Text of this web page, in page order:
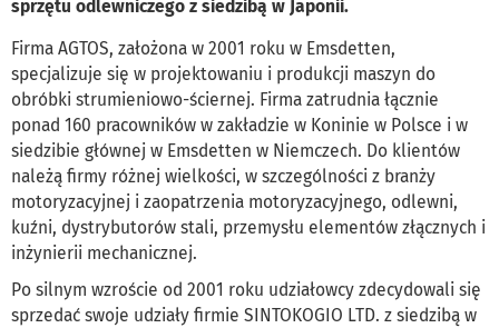
sprzętu odlewniczego z siedzibą w Japonii.
Firma AGTOS, założona w 2001 roku w Emsdetten,
specjalizuje się w projektowaniu i produkcji maszyn do
obróbki strumieniowo-ściernej. Firma zatrudnia łącznie
ponad 160 pracowników w zakładzie w Koninie w Polsce i w
siedzibie głównej w Emsdetten w Niemczech. Do klientów
należą firmy różnej wielkości, w szczególności z branży
motoryzacyjnej i zaopatrzenia motoryzacyjnego, odlewni,
kuźni, dystrybutorów stali, przemysłu elementów złącznych i
inżynierii mechanicznej.
Po silnym wzroście od 2001 roku udziałowcy zdecydowali się
sprzedać swoje udziały firmie SINTOKOGIO LTD. z siedzibą w